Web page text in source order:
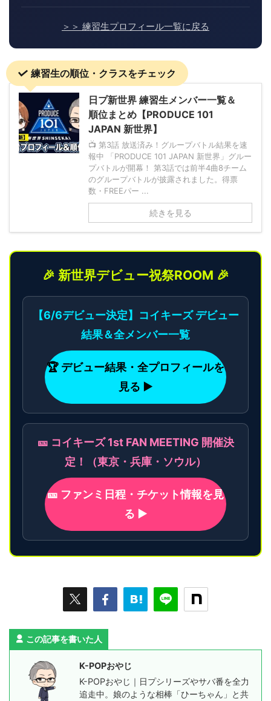
＞＞ 練習生プロフィール一覧に戻る
練習生の順位・クラスをチェック
日プ新世界 練習生メンバー一覧＆
順位まとめ【PRODUCE 101
JAPAN 新世界】
📺 第3話 放送済み！グループバトル結果を速
報中 「PRODUCE 101 JAPAN 新世界」グルー
プバトルが開幕！ 第3話では前半4曲8チーム
のグループバトルが披露されました。得票
数・FREEパー ...
続きを見る
🎉 新世界デビュー祝祭ROOM 🎉
【6/6デビュー決定】コイキーズ デビュー
結果＆全メンバー一覧
🏆 デビュー結果・全プロフィールを
見る ▶
🎫 コイキーズ 1st FAN MEETING 開催決
定！（東京・兵庫・ソウル）
🎫 ファンミ日程・チケット情報を見
る ▶
この記事を書いた人
K-POPおやじ
K-POPおやじ｜日プシリーズやサバ番を全力
追走中。娘のような相棒「ひーちゃん」と共